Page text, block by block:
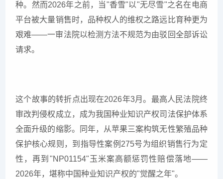
种。然而2026年之前，当"香雪"以"无尽雪"之名在电商
平台被大量销售时，品种权人的维权之路远比育种更为
艰难——一审法院以检测方法不规范为由驳回全部诉讼
请求。
这个故事的转折点出现在2026年3月。最高人民法院终
审改判侵权成立，成为我国种业知识产权司法保护体系
全面升级的缩影。同年，从苹果三案构筑无性繁殖品种
保护核心规则，到指导性案例275号为组织销售行为定
性，再到"NP01154"玉米案高额惩罚性赔偿落地——
2026年，堪称中国种业知识产权的"觉醒之年"。